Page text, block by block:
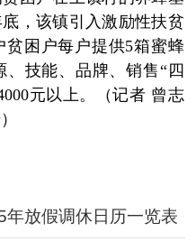
，该镇引入激励性扶贫
贫困户每户提供5箱蜜蜂
技能、品牌、销售“四
元以上。（记者 曾志
放假调休日历一览表